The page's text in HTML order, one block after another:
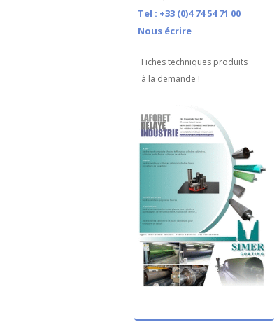
Tel : +33 (0)4 74 54 71 00
Nous écrire
Fiches techniques produits
à la demande !